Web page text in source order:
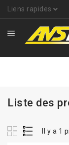
Liens rapides
Liste des
Il y a 1